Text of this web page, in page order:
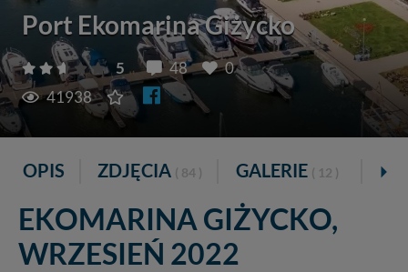
Port Ekomarina Giżycko
5 48
0
41938
OPIS ZDJĘCIA ( 84 ) GALERIE ( 12 )
EKOMARINA GIŻYCKO,
WRZESIEŃ 2022